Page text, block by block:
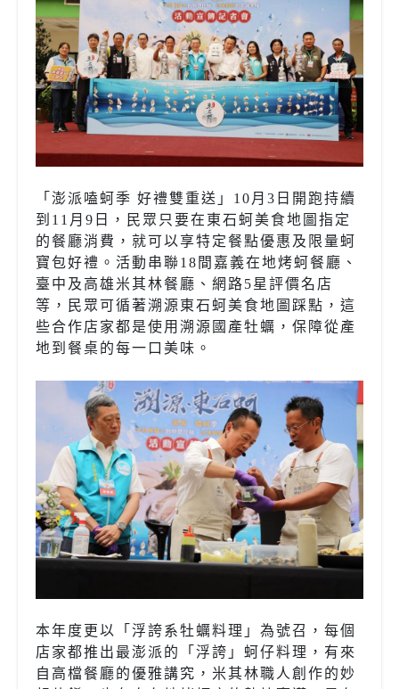
「澎派嗑蚵季 好禮雙重送」10月3日開跑持續
到11月9日，民眾只要在東石蚵美食地圖指定
的餐廳消費，就可以享特定餐點優惠及限量蚵
寶包好禮。活動串聯18間嘉義在地烤蚵餐廳、
臺中及高雄米其林餐廳、網路5星評價名店
等，民眾可循著溯源東石蚵美食地圖踩點，這
些合作店家都是使用溯源國產牡蠣，保障從產
地到餐桌的每一口美味。
本年度更以「浮誇系牡蠣料理」為號召，每個
店家都推出最澎派的「浮誇」蚵仔料理，有來
自高檔餐廳的優雅講究，米其林職人創作的妙